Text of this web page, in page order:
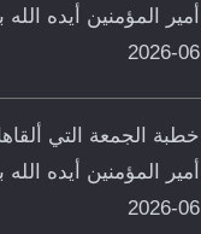
06-2026
خطبة الجمعة التي
06-2026